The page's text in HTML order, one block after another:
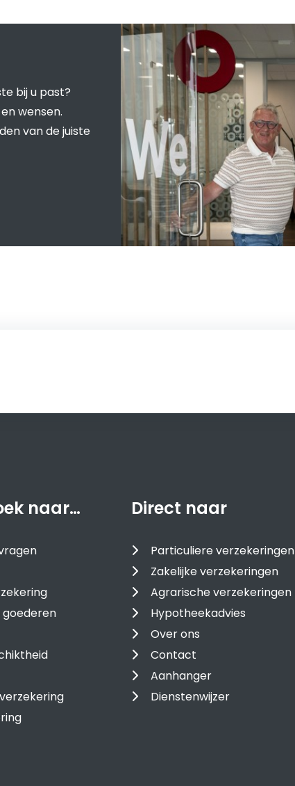
bij u past?
wensen.
van de juiste
naar… Direct naar
Particuliere verzekeringen
Zakelijke verzekeringen
Agrarische verzekeringen
Hypotheekadvies
Over ons
Contact
Aanhanger
Dienstenwijzer